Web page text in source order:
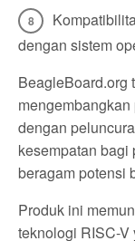
dengan sistem
BeagleBoard.org
dengan
kesempatan
beragam potensi
Produk ini
teknologi RISC-V